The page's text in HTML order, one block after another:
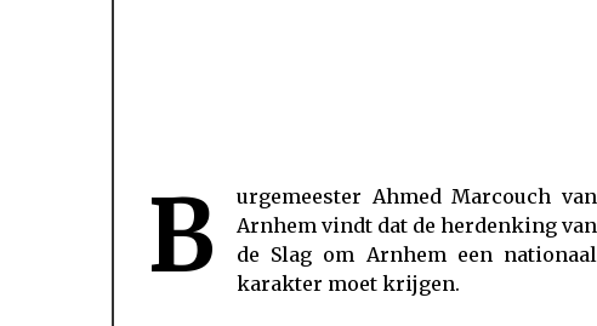
B
urgemeester Ahmed Marcouch van
Arnhem vindt dat de herdenking van
de Slag om Arnhem een nationaal
karakter moet krijgen.